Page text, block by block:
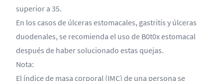
superior a 35.
En los casos de úlceras estomacales, gastritis y úlceras
duodenales, se recomienda el uso de B0t0x estomacal
después de haber solucionado estas quejas.
Nota:
El índice de masa corporal (IMC) de una persona se